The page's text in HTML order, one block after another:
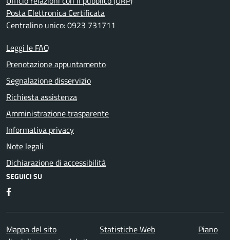
Posta Elettronica Certificata
Centralino unico: 0923 731711
Leggi le FAQ
Prenotazione appuntamento
Segnalazione disservizio
Richiesta assistenza
Amministrazione trasparente
Informativa privacy
Note legali
Dichiarazione di accessibilità
SEGUICI SU
Facebook
Mappa del sito Statistiche Web
Piano